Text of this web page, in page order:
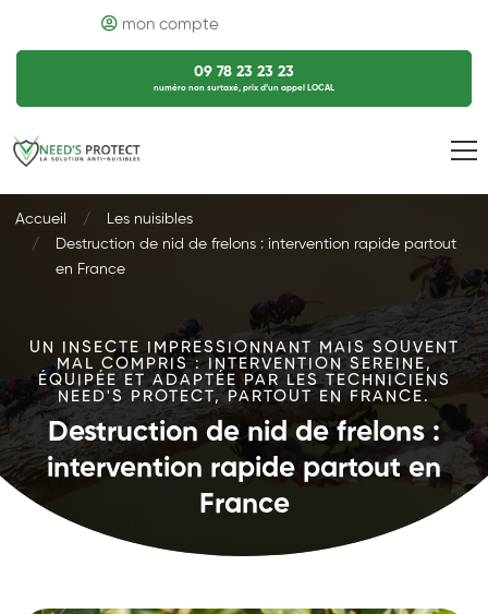
mon compte
09 78 23 23 23
numéro non surtaxé, prix d’un appel LOCAL
Accueil
Les nuisibles
Destruction de nid de frelons : intervention rapide partout
en France
UN INSECTE IMPRESSIONNANT MAIS SOUVENT
MAL COMPRIS : INTERVENTION SEREINE,
ÉQUIPÉE ET ADAPTÉE PAR LES TECHNICIENS
NEED'S PROTECT, PARTOUT EN FRANCE.
Destruction de nid de frelons :
intervention rapide partout en
France